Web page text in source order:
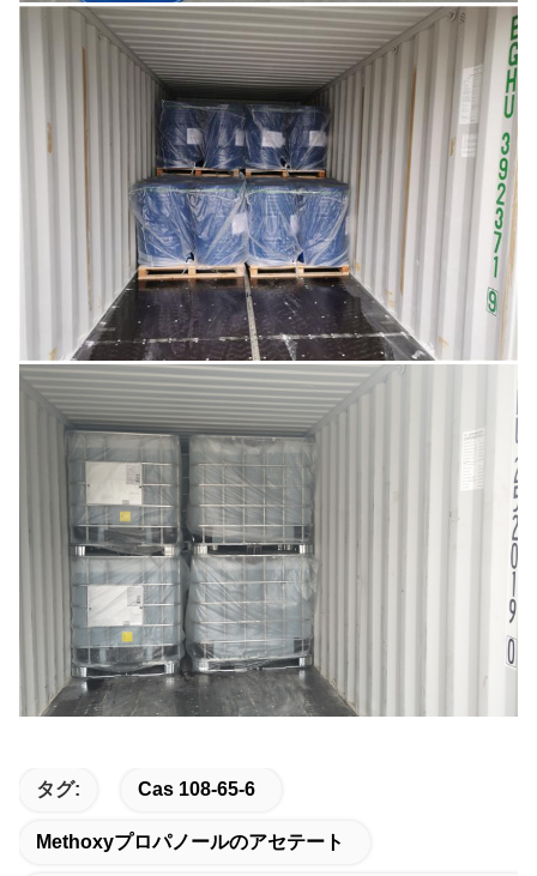
タグ: Cas 108-65-6
Methoxyプロパノールのアセテート